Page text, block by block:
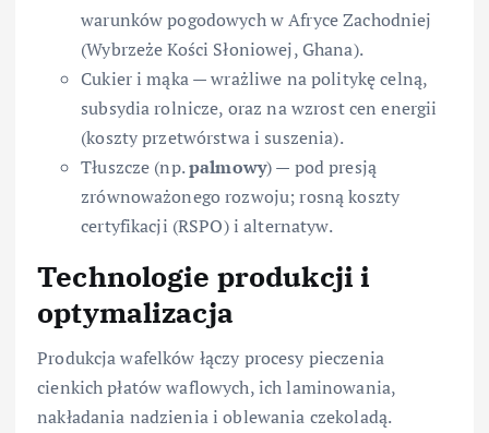
warunków pogodowych w Afryce Zachodniej
(Wybrzeże Kości Słoniowej, Ghana).
Cukier i mąka — wrażliwe na politykę celną,
subsydia rolnicze, oraz na wzrost cen energii
(koszty przetwórstwa i suszenia).
Tłuszcze (np.palmowy) — pod presją
zrównoważonego rozwoju; rosną koszty
certyfikacji (RSPO) i alternatyw.
Technologie produkcji i
optymalizacja
Produkcja wafelków łączy procesy pieczenia
cienkich płatów waflowych, ich laminowania,
nakładania nadzienia i oblewania czekoladą.